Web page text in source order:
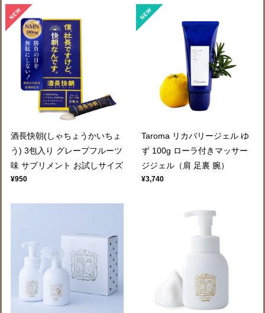
酒長快朝(しゃちょうかいちょ
う) 3包入り グレープフルーツ
味 サプリメント お試しサイズ
¥950
Taroma リカバリージェル ゆ
ず 100g ローラ付きマッサー
ジジェル（肩 足裏 腕）
¥3,740